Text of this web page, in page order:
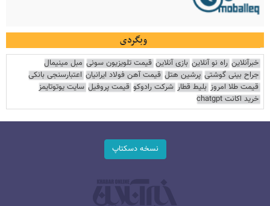
وبگردی
خبرآنلاین راه نو آنلاین بازی آنلاین قیمت تلویزیون سونی مبل مینیمال
جراح بینی گوشتی پرشین هتل قیمت آهن فولاد ایرانیان اعتبارسنجی بانکی
قیمت طلا امروز بلیط قطار شرکت رادوکو قیمت پروفیل سایت یوتوتایمز
خرید اکانت chatgpt
نسخه دسکتاپ